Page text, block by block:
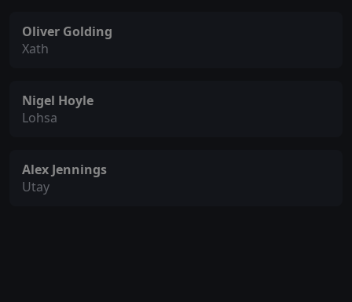
Oliver Golding
Xath
Nigel Hoyle
Lohsa
Alex Jennings
Utay